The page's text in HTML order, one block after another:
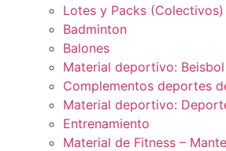
Lotes y Packs (Colectivos)
Badminton
Balones
Material deportivo: Beisbol
Complementos deportes
Material deportivo:
Entrenamiento
Material de Fitness –